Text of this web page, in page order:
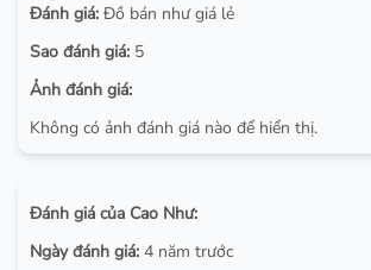
Đánh giá: Đồ bán như giá lẻ
Sao đánh giá: 5
Ảnh đánh giá:
Không có ảnh đánh giá nào để hiển thị.
Đánh giá của Cao Như:
Ngày đánh giá: 4 năm trước